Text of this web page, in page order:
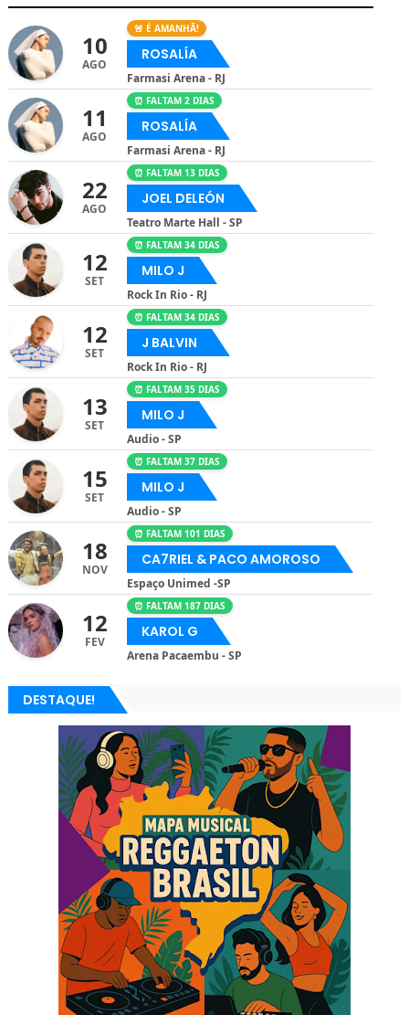
10
AGO
🚨 É AMANHÃ!
ROSALÍA
Farmasi Arena - RJ
11
AGO
⏰ FALTAM 2 DIAS
ROSALÍA
Farmasi Arena - RJ
22
AGO
⏰ FALTAM 13 DIAS
JOEL DELEÓN
Teatro Marte Hall - SP
12
SET
⏰ FALTAM 34 DIAS
MILO J
Rock In Rio - RJ
12
SET
⏰ FALTAM 34 DIAS
J BALVIN
Rock In Rio - RJ
13
SET
⏰ FALTAM 35 DIAS
MILO J
Audio - SP
15
SET
⏰ FALTAM 37 DIAS
MILO J
Audio - SP
18
NOV
⏰ FALTAM 101 DIAS
CA7RIEL & PACO AMOROSO
Espaço Unimed -SP
12
FEV
⏰ FALTAM 187 DIAS
KAROL G
Arena Pacaembu - SP
DESTAQUE!